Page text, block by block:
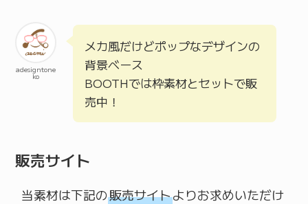
adesigntone
ko
メカ風だけどポップなデザインの
背景ベース
BOOTHでは枠素材とセットで販
売中！
販売サイト
当素材は下記の販売サイトよりお求めいただけ